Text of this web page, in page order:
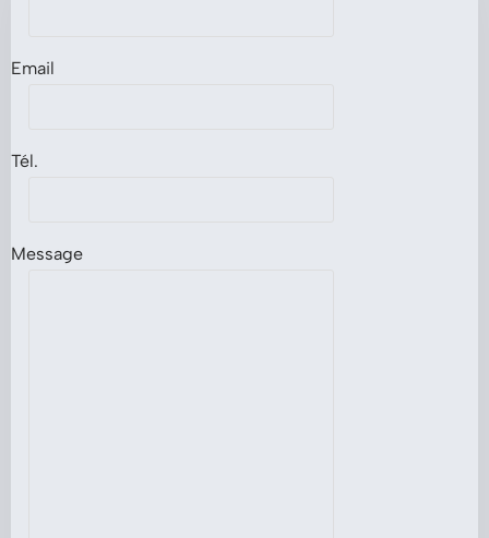
Email
Tél.
Message